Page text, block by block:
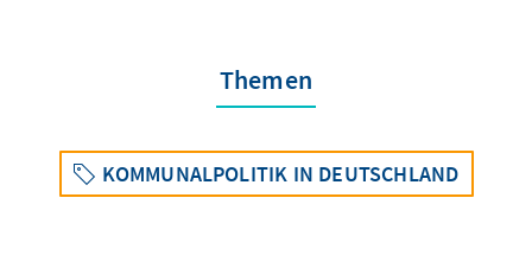
Themen
KOMMUNALPOLITIK IN DEUTSCHLAND